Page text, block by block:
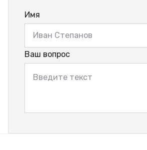
Имя
Ваш вопрос